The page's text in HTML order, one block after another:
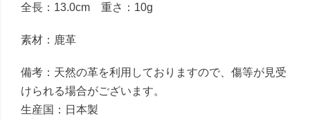
全長：13.0cm 重さ：10g
素材：鹿革
備考：天然の革を利用しておりますので、傷等が見受
けられる場合がございます。
生産国：日本製